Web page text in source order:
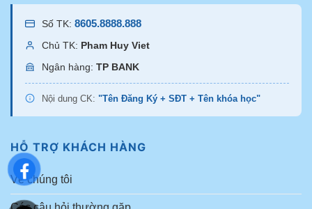
Phân tíchtỷ lệ gương mặt
điểm rơi của phom tóc
🔹 Kỹ thuật cắt tóc cá nhân hóa cho từng khách
Độ nâng, độ rơi, độ phồng
Số TK: 8605.8888.888
Chủ TK: Pham Huy Viet
Ngân hàng: TP BANK
Nội dung CK: "Tên Đăng Ký + SĐT + Tên khóa học"
HỖ TRỢ KHÁCH HÀNG
Về chúng tôi